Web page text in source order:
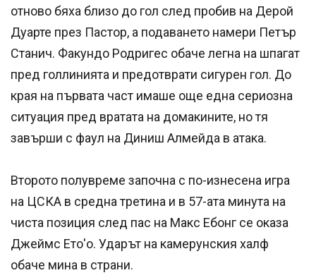
отново бяха близо до гол след пробив на Дерой
Дуарте през Пастор, а подаването намери Петър
Станич. Факундо Родригес обаче легна на шпагат
пред голлинията и предотврати сигурен гол. До
края на първата част имаше още една сериозна
ситуация пред вратата на домакините, но тя
завърши с фаул на Диниш Алмейда в атака.
Второто полувреме започна с по-изнесена игра
на ЦСКА в средна третина и в 57-ата минута на
чиста позиция след пас на Макс Ебонг се оказа
Джеймс Ето'о. Ударът на камерунския халф
обаче мина в страни.